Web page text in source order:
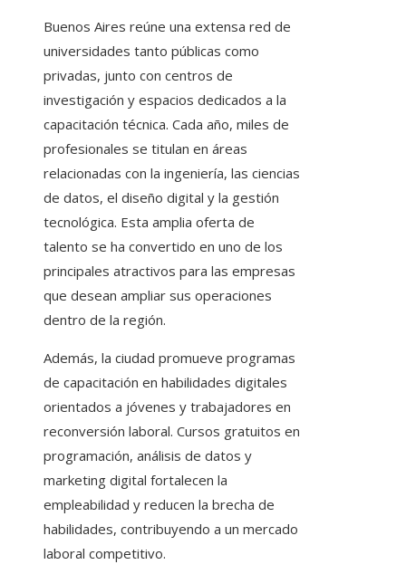
Buenos Aires reúne una extensa red de
universidades tanto públicas como
privadas, junto con centros de
investigación y espacios dedicados a la
capacitación técnica. Cada año, miles de
profesionales se titulan en áreas
relacionadas con la ingeniería, las ciencias
de datos, el diseño digital y la gestión
tecnológica. Esta amplia oferta de
talento se ha convertido en uno de los
principales atractivos para las empresas
que desean ampliar sus operaciones
dentro de la región.
Además, la ciudad promueve programas
de capacitación en habilidades digitales
orientados a jóvenes y trabajadores en
reconversión laboral. Cursos gratuitos en
programación, análisis de datos y
marketing digital fortalecen la
empleabilidad y reducen la brecha de
habilidades, contribuyendo a un mercado
laboral competitivo.